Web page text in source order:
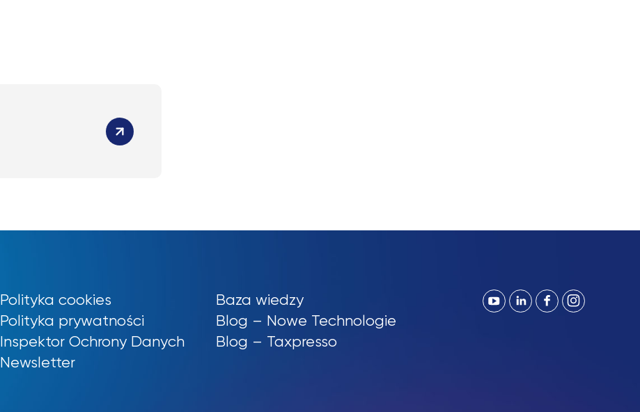
Polityka cookies
Polityka prywatności
Inspektor Ochrony Danych
Newsletter
Baza wiedzy
Blog – Nowe Technologie
Blog – Taxpresso